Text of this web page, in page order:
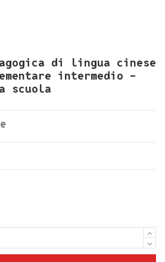
di lingua cinese
intermedio -
scuola